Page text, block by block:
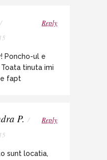
/
Reply
Poncho-ul e
tinuta imi
fapt
P. /
Reply
sunt locatia,